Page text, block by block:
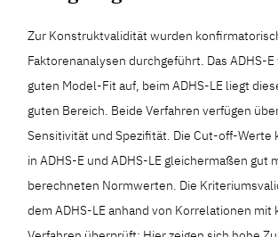
Zur Konstruktvalidität wurden
Faktorenanalysen durchgeführt. Das ADHS-
guten Model-Fit auf, beim ADHS-LE liegt
guten Bereich. Beide Verfahren verfügen
Sensitivität und Spezifität. Die Cut-off-Werte
in ADHS-E und ADHS-LE gleichermaßen gut
berechneten Normwerten. Die
dem ADHS-LE anhand von Korrelationen